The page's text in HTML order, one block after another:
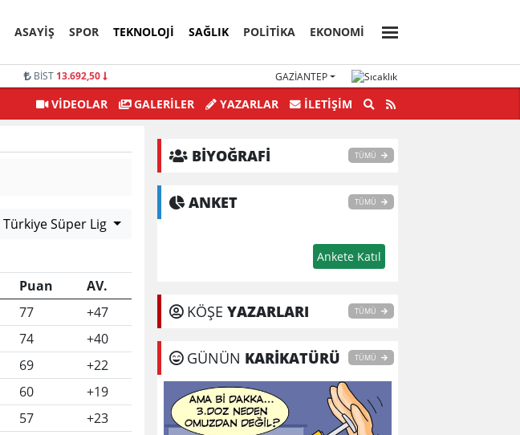
ASAYİŞ SPOR TEKNOLOJI SAĞLIK POLİTİKA EKONOMİ
BİST 13.692,50 GAZIANTEP
Şehitkamil Belediyesinden Yolsuzluklar bitmek bilmiyor.
VİDEOLAR GALERİLER YAZARLAR İLETIŞIM
Türkiye Süper Lig
Puan
AV.
77
+47
74
+40
69
+22
60
+19
57
+23
BİYOĞRAFİ TÜMÜ
ANKET TÜMÜ
KÖŞE YAZARLARI TÜMÜ
GÜNÜN KARİKATÜRÜ TÜMÜ